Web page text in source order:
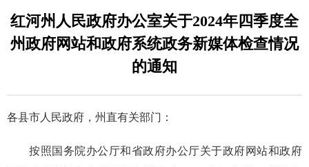
红河州人民政府办公室关于2024年四季度全
州政府网站和政府系统政务新媒体检查情况
的通知
各县市人民政府，州直有关部门：
按照国务院办公厅和省政府办公厅关于政府网站和政府